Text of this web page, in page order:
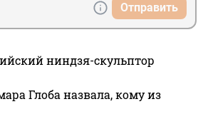
Отправить
ниндзя-скульптор
Глоба назвала, кому из